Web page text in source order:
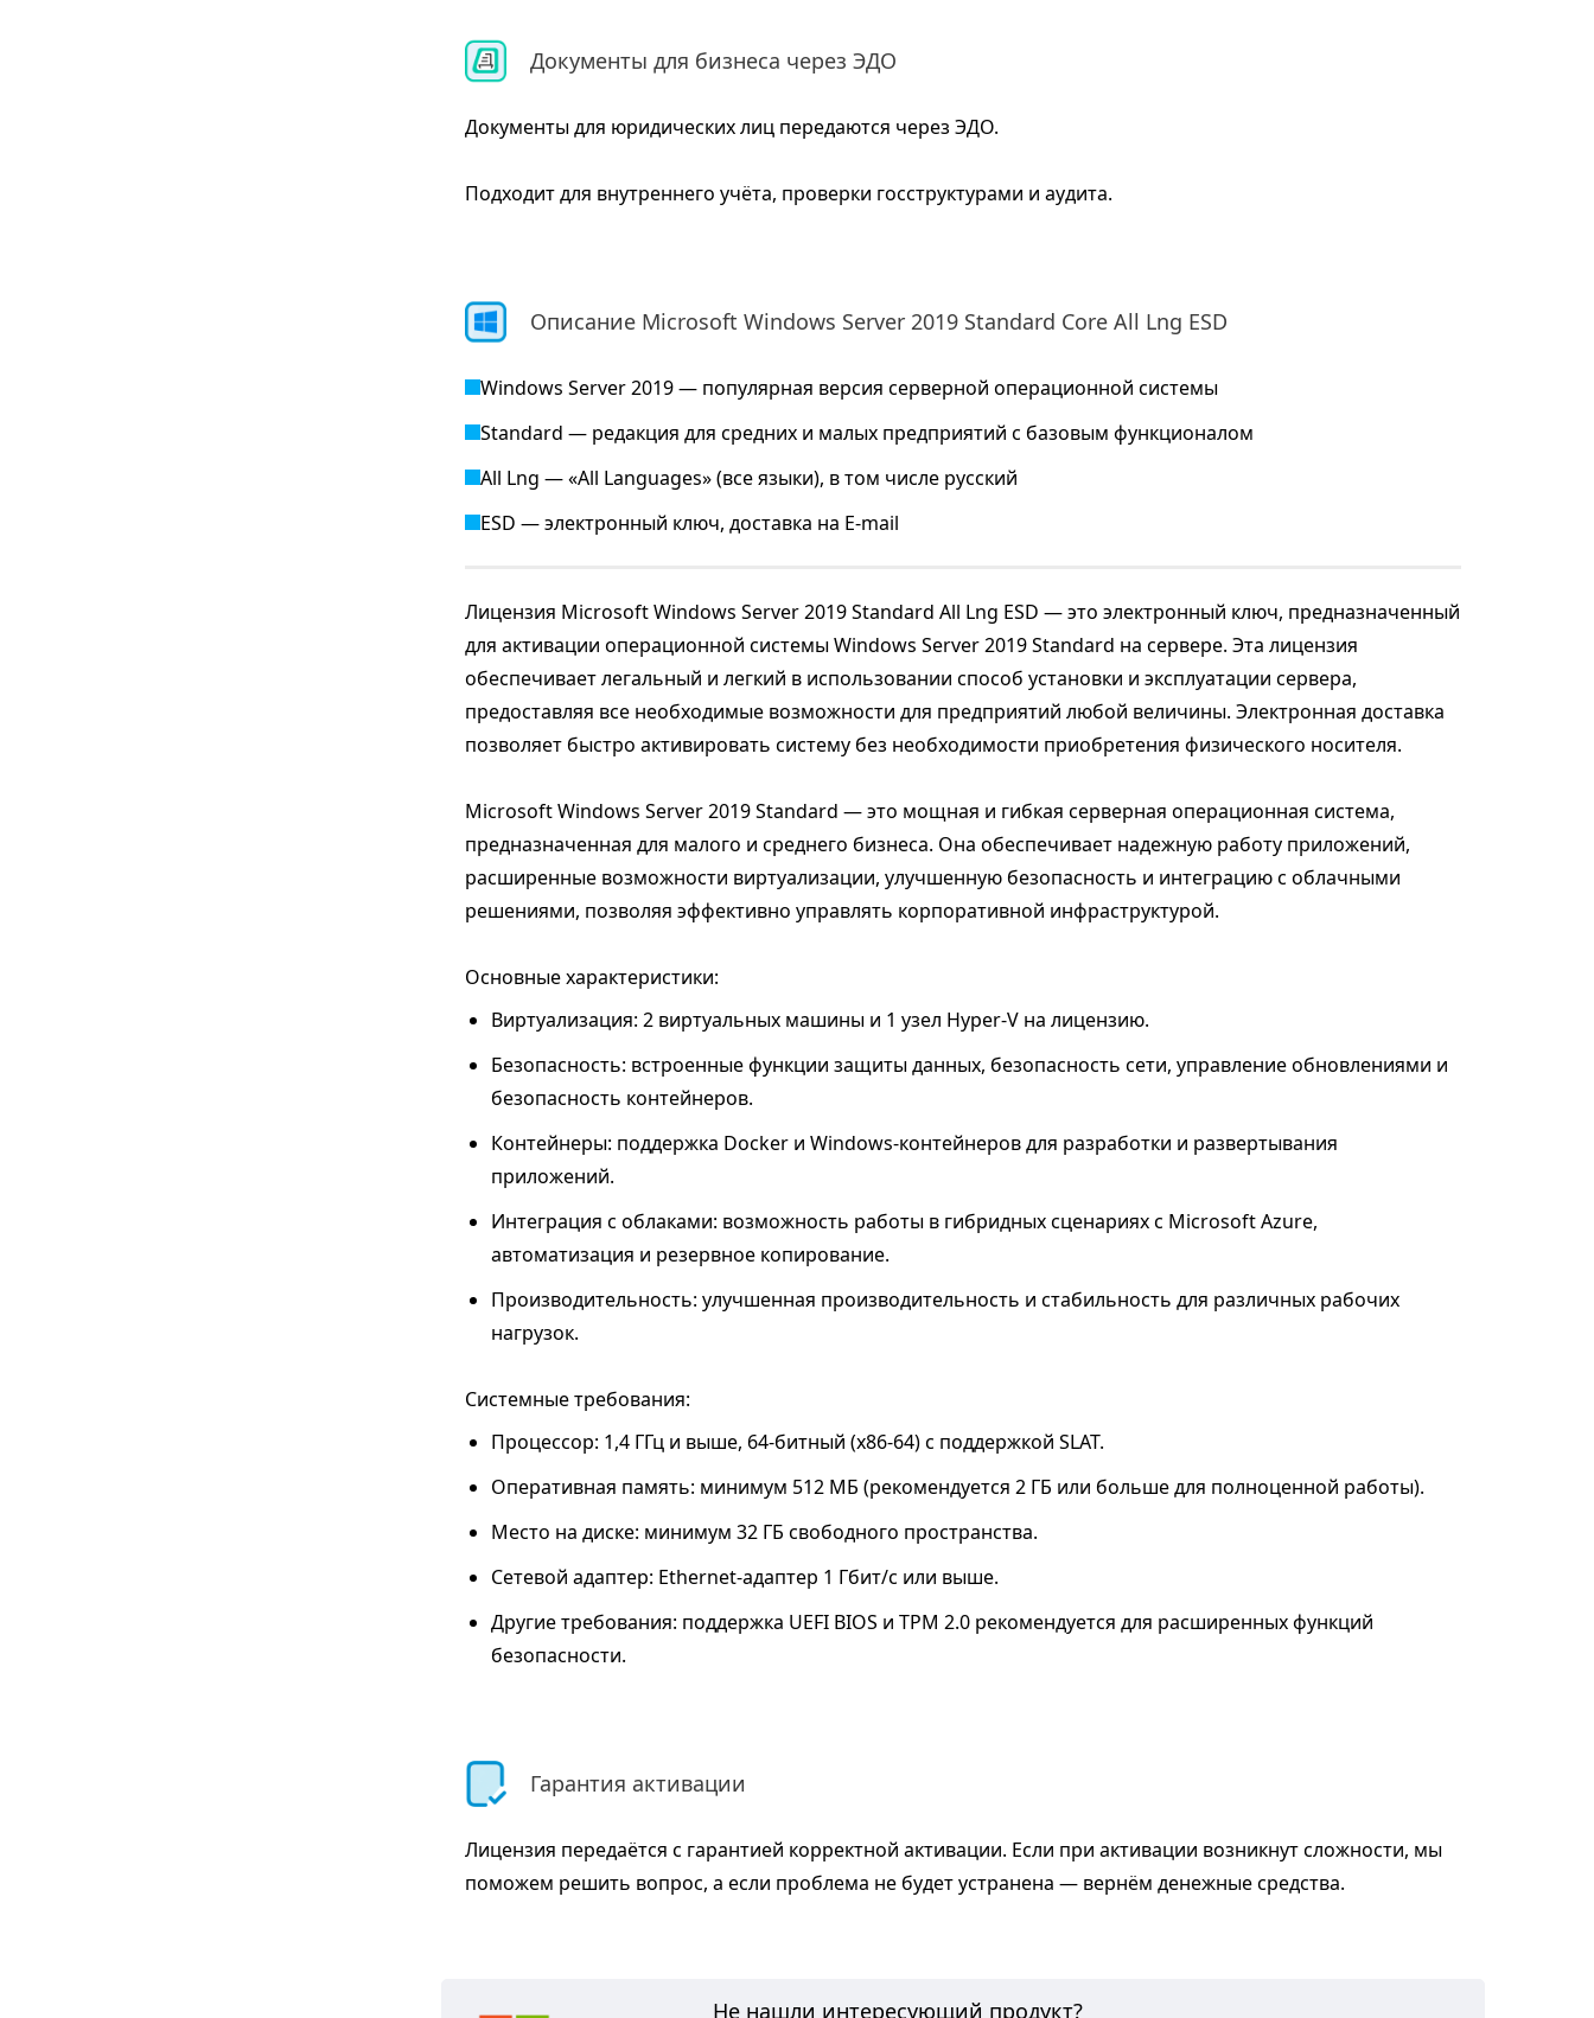
Документы для бизнеса через ЭДО
Документы для юридических лиц передаются через ЭДО.
Подходит для внутреннего учёта, проверки госструктурами и аудита.
Описание Microsoft Windows Server 2019 Standard Core All Lng ESD
Windows Server 2019 — популярная версия серверной операционной системы
Standard — редакция для средних и малых предприятий с базовым функционалом
All Lng — «All Languages» (все языки), в том числе русский
ESD — электронный ключ, доставка на E-mail
Лицензия Microsoft Windows Server 2019 Standard All Lng ESD — это электронный ключ, предназначенный
для активации операционной системы Windows Server 2019 Standard на сервере. Эта лицензия
обеспечивает легальный и легкий в использовании способ установки и эксплуатации сервера,
предоставляя все необходимые возможности для предприятий любой величины. Электронная доставка
позволяет быстро активировать систему без необходимости приобретения физического носителя.
Microsoft Windows Server 2019 Standard — это мощная и гибкая серверная операционная система,
предназначенная для малого и среднего бизнеса. Она обеспечивает надежную работу приложений,
расширенные возможности виртуализации, улучшенную безопасность и интеграцию с облачными
решениями, позволяя эффективно управлять корпоративной инфраструктурой.
Основные характеристики:
Виртуализация: 2 виртуальных машины и 1 узел Hyper-V на лицензию.
Безопасность: встроенные функции защиты данных, безопасность сети, управление обновлениями и
безопасность контейнеров.
Контейнеры: поддержка Docker и Windows-контейнеров для разработки и развертывания
приложений.
Интеграция с облаками: возможность работы в гибридных сценариях с Microsoft Azure,
автоматизация и резервное копирование.
Производительность: улучшенная производительность и стабильность для различных рабочих
нагрузок.
Системные требования:
Процессор: 1,4 ГГц и выше, 64-битный (x86-64) с поддержкой SLAT.
Оперативная память: минимум 512 МБ (рекомендуется 2 ГБ или больше для полноценной работы).
Место на диске: минимум 32 ГБ свободного пространства.
Сетевой адаптер: Ethernet-адаптер 1 Гбит/с или выше.
Другие требования: поддержка UEFI BIOS и TPM 2.0 рекомендуется для расширенных функций
безопасности.
Гарантия активации
Лицензия передаётся с гарантией корректной активации. Если при активации возникнут сложности, мы
поможем решить вопрос, а если проблема не будет устранена — вернём денежные средства.
Надёжная и правомерная поставка
Не нашли интересующий продукт?